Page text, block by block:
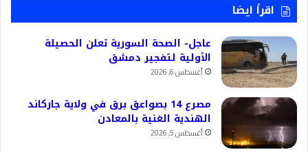
اقرأ ايضا
عاجل- الصحة السورية تعلن الحصيلة
الأولية لتفجير دمشق
أغسطس 6, 2026
مصرع 14 بصواعق برق في ولاية جاركاند
الهندية الغنية بالمعادن
أغسطس 5, 2026